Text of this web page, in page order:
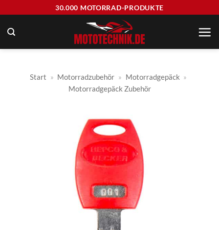
springen
30.000 MOTORRAD-PRODUKTE
Start » Motorradzubehör » Motorradgepäck »
Motorradgepäck Zubehör